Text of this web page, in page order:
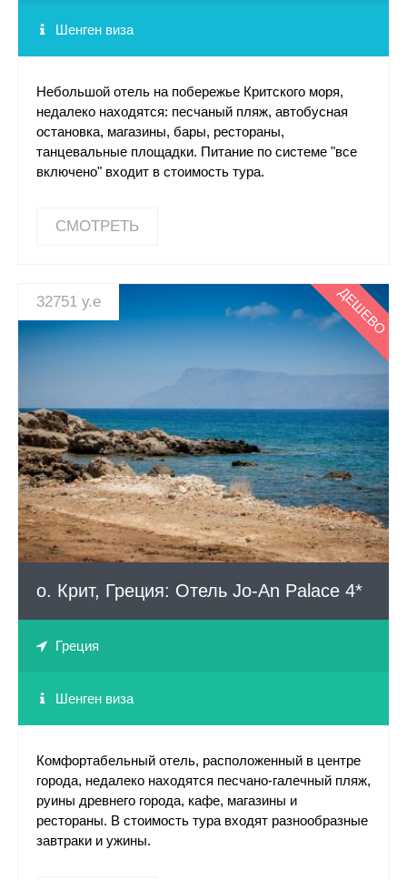
Рафаиловичи, Черногория: Villa Tanja Rafailovic 4*
& Spa 4*
Солнечный берег, Болгария: DIT Evrika Beach Club
Hotel 4*
Солнечный берег, Болгария: Amfora Hotel 3*
Солнечный берег, Болгария: Отель DIT Majestic Beach
Paradise 4*
Солнечный берег, Болгария: Villa Mare 4*
Тиват, Черногория: Отель Palma 3*
Hermitage 5*
Золотые пески, Болгария: Отель Atlas 4*
Шенген виза
Небольшой отель на побережье Критского моря,
недалеко находятся: песчаный пляж, автобусная
остановка, магазины, бары, рестораны,
танцевальные площадки. Питание по системе "все
включено" входит в стоимость тура.
СМОТРЕТЬ
ДЕШЕВО
32751 у.е
СМОТРЕТЬ
о. Крит, Греция: Отель Jo-An Palace 4*
Греция
Шенген виза
Комфортабельный отель, расположенный в центре
города, недалеко находятся песчано-галечный пляж,
руины древнего города, кафе, магазины и
рестораны. В стоимость тура входят разнообразные
завтраки и ужины.